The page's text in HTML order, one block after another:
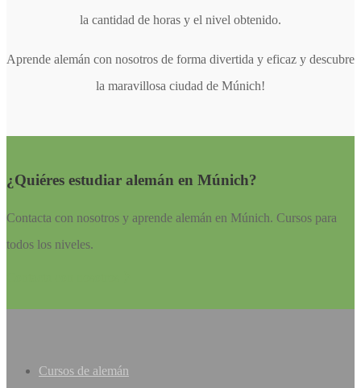
la cantidad de horas y el nivel obtenido.
Aprende alemán con nosotros de forma divertida y eficaz y descubre
la maravillosa ciudad de Múnich!
¿Quiéres estudiar alemán en Múnich?
Contacta con nosotros y aprende alemán en Múnich. Cursos para
todos los niveles.
Cursos de alemán